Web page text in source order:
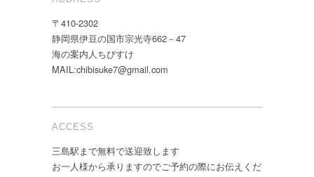
〒410-2302
静岡県伊豆の国市宗光寺662－47
海の案内人ちびすけ
MAIL:chibisuke7@gmail.com
ACCESS
三島駅まで無料で送迎致します
お一人様から承りますのでご予約の際にお伝えくだ